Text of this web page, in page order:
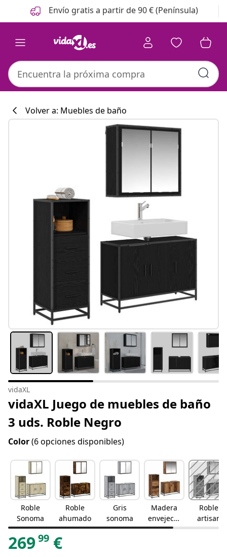
Anterior
Siguiente Envío gratis a partir de 90 € (Península)
#sharemevidaxl
Volver a: Muebles de baño
vidaXL
vidaXL Juego de muebles de baño
3 uds. Roble Negro
Color(6 opciones disponibles)
Roble
Sonoma
Roble
ahumado
Gris
sonoma
Madera
envejecid
a
Roble
artisan
26999 €